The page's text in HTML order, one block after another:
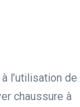
à l’utilisation de
chaussure à